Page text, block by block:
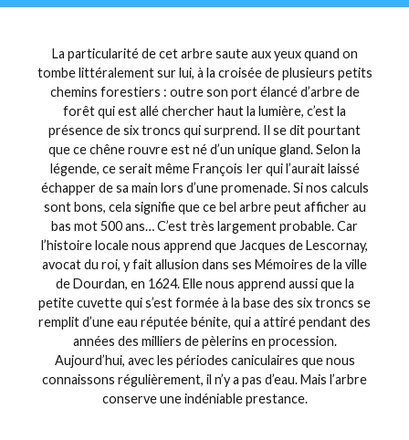
La particularité de cet arbre saute aux yeux quand on
tombe littéralement sur lui, à la croisée de plusieurs petits
chemins forestiers : outre son port élancé d’arbre de
forêt qui est allé chercher haut la lumière, c’est la
présence de six troncs qui surprend. Il se dit pourtant
que ce chêne rouvre est né d’un unique gland. Selon la
légende, ce serait même François Ier qui l’aurait laissé
échapper de sa main lors d’une promenade. Si nos calculs
sont bons, cela signifie que ce bel arbre peut afficher au
bas mot 500 ans… C’est très largement probable. Car
l’histoire locale nous apprend que Jacques de Lescornay,
avocat du roi, y fait allusion dans ses Mémoires de la ville
de Dourdan, en 1624. Elle nous apprend aussi que la
petite cuvette qui s’est formée à la base des six troncs se
remplit d’une eau réputée bénite, qui a attiré pendant des
années des milliers de pèlerins en procession.
Aujourd’hui, avec les périodes caniculaires que nous
connaissons régulièrement, il n’y a pas d’eau. Mais l’arbre
conserve une indéniable prestance.